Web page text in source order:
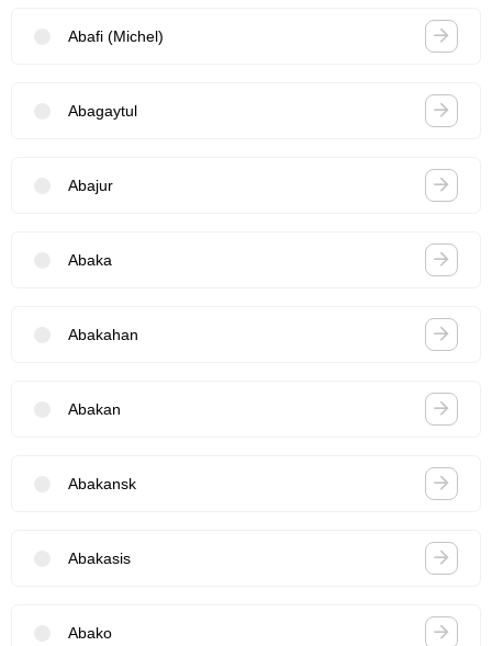
Abafi (Michel)
Abagaytul
Abajur
Abaka
Abakahan
Abakan
Abakansk
Abakasis
Abako